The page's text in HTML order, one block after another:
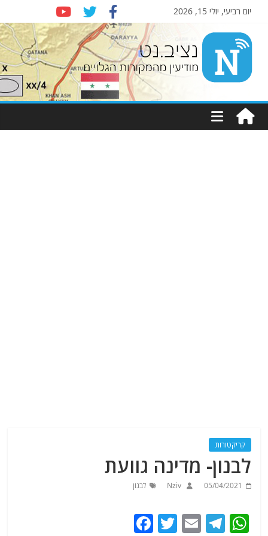
יום רביעי, יולי 15, 2026
Nziv.net
מודיעין
מהמקורות
קריקטורות
לבנון- מדינה גוועת
05/04/2021
Nziv לבנון
W
T
E
T